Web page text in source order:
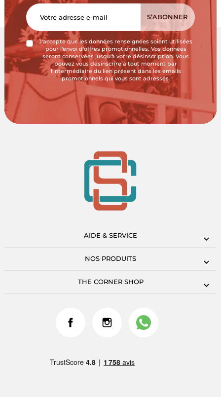
J'accepte que les données renseignées soient utilisées
pour l'envoi d'offres promotionnelles. Vos données
seront conservées jusqu'à votre désinscription. Vous
pouvez vous désinscrire à tout moment par
l'intermédiaire du lien présent dans les emails
promotionnels qui vous sont adressés.
AIDE & SERVICE
NOS PRODUITS
THE CORNER SHOP